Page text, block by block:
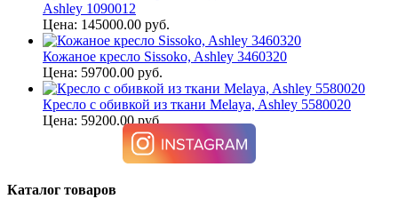
Ashley 1090012
Цена: 145000.00 руб.
Кожаное кресло Sissoko, Ashley 3460320
Цена: 59700.00 руб.
Кресло с обивкой из ткани Melaya, Ashley 5580020
Цена: 59200.00 руб.
Каталог товаров